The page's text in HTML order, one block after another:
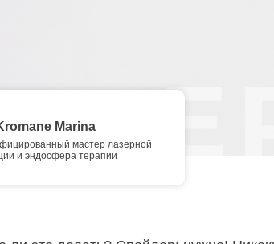
Marina
мастер лазерной
и эндосфера терапии